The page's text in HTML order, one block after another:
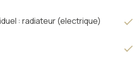
: radiateur (electrique)